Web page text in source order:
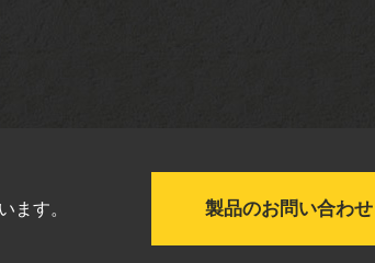
ます。 製品のお問い合わせ